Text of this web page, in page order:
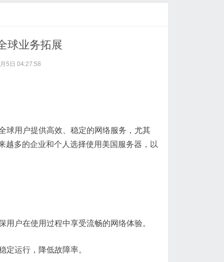
球业务拓展
5日 04:27:58
球用户提供高效、稳定的网络服务，尤其
越多的企业和个人选择使用美国服务器，以
户在使用过程中享受流畅的网络体验。
定运行，降低故障率。